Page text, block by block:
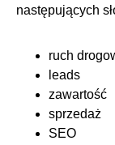
następujących
ruch
leads
zawartość
sprzedaż
SEO